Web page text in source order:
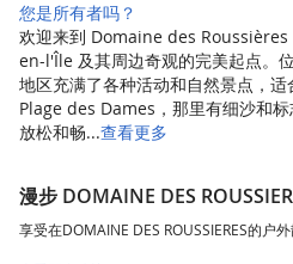
您是所有者吗？
欢迎来到 Domaine des
en-l'Île 及其周边奇观的完美起点。
地区充满了各种活动和自然景点，
Plage des Dames，那里有细沙和
放松和畅...查看更多
漫步 DOMAINE DES
享受在DOMAINE DES ROUSSIERES的户外